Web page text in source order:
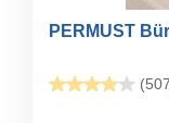
PERMUST